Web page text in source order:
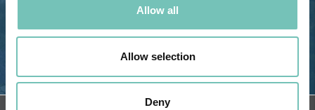
Allow all
Allow selection
Deny